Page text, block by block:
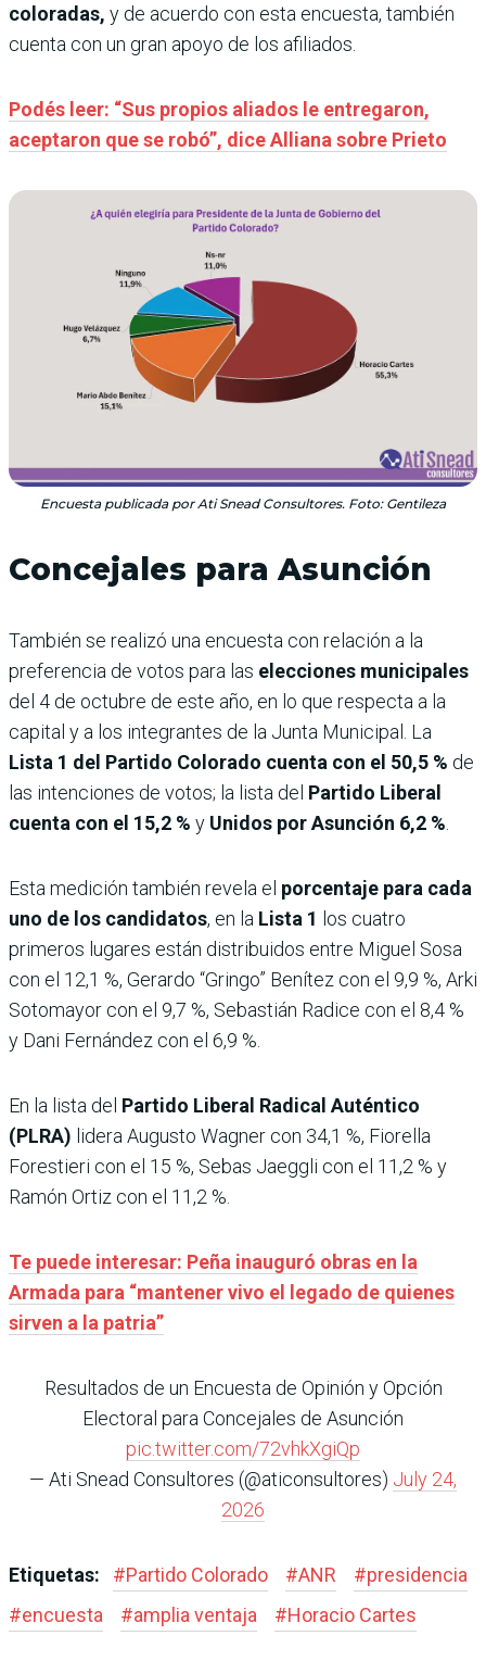
coloradas, y de acuerdo con esta encuesta, también
cuenta con un gran apoyo de los afiliados.
Podés leer: “Sus propios aliados le entregaron,
aceptaron que se robó”, dice Alliana sobre Prieto
Encuesta publicada por Ati Snead Consultores. Foto: Gentileza
Concejales para Asunción
También se realizó una encuesta con relación a la
preferencia de votos para las elecciones municipales
del 4 de octubre de este año, en lo que respecta a la
capital y a los integrantes de la Junta Municipal. La
Lista 1 del Partido Colorado cuenta con el 50,5 % de
las intenciones de votos; la lista del Partido Liberal
cuenta con el 15,2 % y Unidos por Asunción 6,2 %
Esta medición también revela el porcentaje para cada
uno de los candidatos, en la Lista 1 los cuatro
primeros lugares están distribuidos entre Miguel Sosa
con el 12,1 %, Gerardo “Gringo” Benítez con el 9,9 %, Arki
Sotomayor con el 9,7 %, Sebastián Radice con el 8,4 %
y Dani Fernández con el 6,9 %.
En la lista del Partido Liberal Radical Auténtico
(PLRA) lidera Augusto Wagner con 34,1 %, Fiorella
Forestieri con el 15 %, Sebas Jaeggli con el 11,2 % y
Ramón Ortiz con el 11,2 %.
Te puede interesar: Peña inauguró obras en la
Armada para “mantener vivo el legado de quienes
sirven a la patria”
Resultados de un Encuesta de Opinión y Opción
Electoral para Concejales de Asunción
pic.twitter.com/72vhkXgiQp
— Ati Snead Consultores (@aticonsultores) July 24,
2026
Etiquetas: #Partido Colorado #ANR #presidencia
#encuesta #amplia ventaja #Horacio Cartes